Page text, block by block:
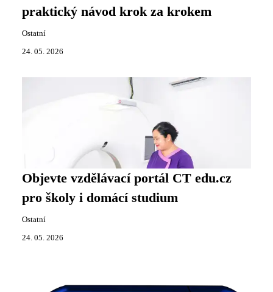
praktický návod krok za krokem
Ostatní
24. 05. 2026
Objevte vzdělávací portál CT edu.cz
pro školy i domácí studium
Ostatní
24. 05. 2026